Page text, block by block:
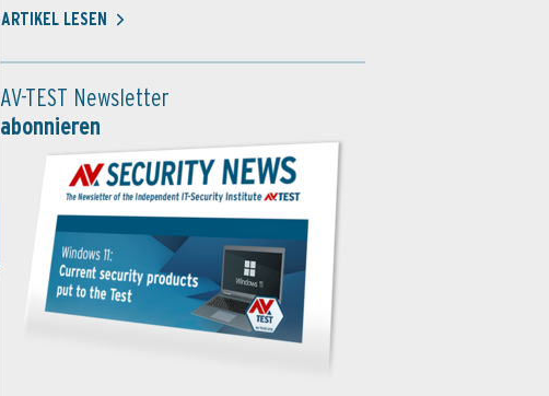
ARTIKEL LESEN
AV-TEST Newsletter
abonnieren